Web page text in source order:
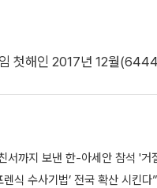
첫해인 2017년 12월
서까지 보낸 한-아세안 참석 '거
식 수사기법’ 전국 확산 시킨다”